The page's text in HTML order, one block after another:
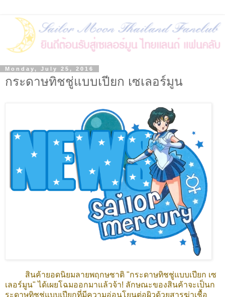
Monday, July 25, 2016
กระดาษทิชชู่แบบเปียก เซเลอร์มูน
สินค้ายอดนิยมลายพฤกษชาติ "กระดาษทิชชู่แบบเปียก เซ
เลอร์มูน" ได้เผยโฉมออกมาแล้วจ้า! ลักษณะของสินค้าจะเป็นก
ระดาษทิชชู่แบบเปียกที่มีความอ่อนโยนต่อผิวด้วยสารฆ่าเชื้อ